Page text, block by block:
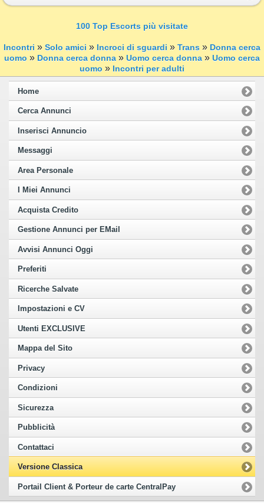
100 Top Escorts più visitate
Incontri » Solo amici » Incroci di sguardi » Trans » Donna cerca
uomo » Donna cerca donna » Uomo cerca donna » Uomo cerca
uomo » Incontri per adulti
Home
Cerca Annunci
Inserisci Annuncio
Messaggi
Area Personale
I Miei Annunci
Acquista Credito
Gestione Annunci per EMail
Avvisi Annunci Oggi
Preferiti
Ricerche Salvate
Impostazioni e CV
Utenti EXCLUSIVE
Mappa del Sito
Privacy
Condizioni
Sicurezza
Pubblicità
Contattaci
Versione Classica
Portail Client & Porteur de carte CentralPay